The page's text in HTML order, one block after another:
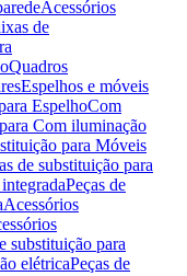
Acessórios
de
Quadros
Espelhos e móveis
EspelhoCom
Com iluminação
para Móveis
de substituição para
Peças de
Acessórios
substituição para
elétricaPeças de